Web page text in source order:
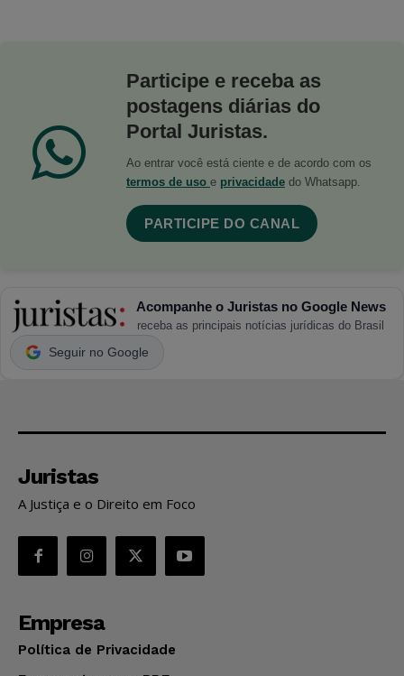
Participe e receba as
postagens diárias do
Portal Juristas.
Ao entrar você está ciente e de acordo com os
termos de uso e privacidade do Whatsapp.
PARTICIPE DO CANAL
Acompanhe o Juristas no Google News
receba as principais notícias jurídicas do Brasil
Seguir no Google
Juristas
A Justiça e o Direito em Foco
Empresa
Política de Privacidade